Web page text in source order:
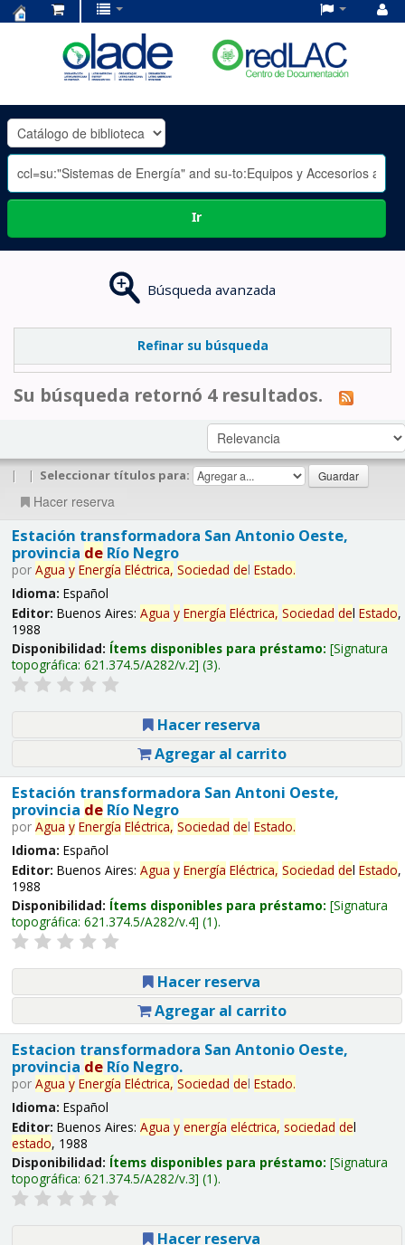
OLADE
-
Ir
Búsqueda avanzada
Refinar su búsqueda
Su búsqueda retornó 4 resultados.
| | Seleccionar títulos para:
Hacer reserva
Estación transformadora San Antonio Oeste,
provincia deRío Negro
por Agua y Energía Eléctrica, Sociedad del Estado.
Idioma: Español
Editor: Buenos Aires: Agua y Energía Eléctrica, Sociedad del Estado,
1988
Disponibilidad: Ítems disponibles para préstamo: Signatura
topográfica: 621.374.5/A282/v.2 (3).
Hacer reserva
Agregar al carrito
Estación transformadora San Antoni Oeste,
provincia deRío Negro
por Agua y Energía Eléctrica, Sociedad del Estado.
Idioma: Español
Editor: Buenos Aires: Agua y Energía Eléctrica, Sociedad del Estado,
1988
Disponibilidad: Ítems disponibles para préstamo: Signatura
topográfica: 621.374.5/A282/v.4 (1).
Hacer reserva
Agregar al carrito
Estacion transformadora San Antonio Oeste,
provincia deRío Negro.
por Agua y Energía Eléctrica, Sociedad del Estado.
Idioma: Español
Editor: Buenos Aires: Agua y energía eléctrica, sociedad del
estado, 1988
Disponibilidad: Ítems disponibles para préstamo: Signatura
topográfica: 621.374.5/A282/v.3 (1).
Hacer reserva